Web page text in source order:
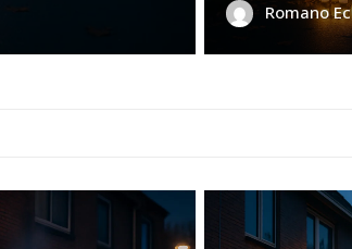
Romano